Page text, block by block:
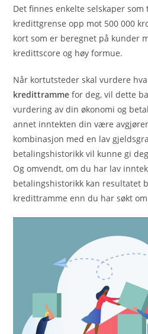
Det finnes enkelte selskaper
kredittgrense opp mot 500 000
kort som er beregnet på kunder
kredittscore og høy formue.
Når kortutsteder skal vurdere
kredittramme for deg, vil dette
vurdering av din økonomi og
annet inntekten din være
kombinasjon med en lav
betalingshistorikk vil kunne gi
Og omvendt, om du har lav
betalingshistorikk kan resultatet
kredittramme enn du har søkt